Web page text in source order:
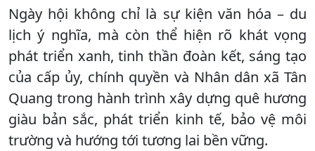
Ngày hội không chỉ là sự kiện văn hóa – du
lịch ý nghĩa, mà còn thể hiện rõ khát vọng
phát triển xanh, tinh thần đoàn kết, sáng tạo
của cấp ủy, chính quyền và Nhân dân xã Tân
Quang trong hành trình xây dựng quê hương
giàu bản sắc, phát triển kinh tế, bảo vệ môi
trường và hướng tới tương lai bền vững.